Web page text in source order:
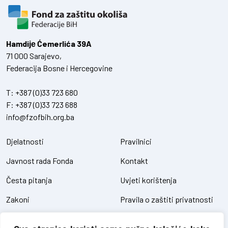
Hamdiје Ćemerlića 39A
71 000 Sarajevo,
Federacija Bosne i Hercegovine
T: +387 (0)33 723 680
F: +387 (0)33 723 688
info@fzofbih.org.ba
Djelatnosti
Javnost rada Fonda
Česta pitanja
Zakoni
Pravilnici
Kontakt
Uvjeti korištenja
Pravila o zaštiti privatnosti